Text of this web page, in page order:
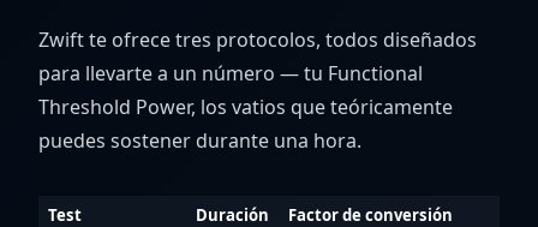
Zwift te ofrece tres protocolos, todos diseñados
para llevarte a un número — tu Functional
Threshold Power, los vatios que teóricamente
puedes sostener durante una hora.
Test Duración Factor de conversión